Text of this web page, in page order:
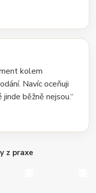
kolem
Navíc oceňuji
běžně nejsou.“
z praxe